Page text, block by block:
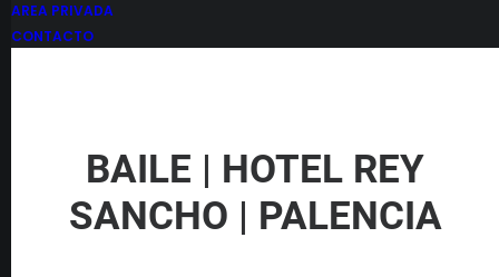
AREA PRIVADA
CONTACTO
baile
BAILE | HOTEL REY
SANCHO | PALENCIA